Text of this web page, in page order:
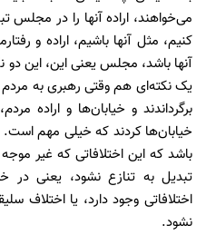
می‌خواهند، اراده آنها را در مجلس
کنیم، مثل آنها باشیم، اراده و
آنها باشد، مجلس یعنی این، این دو
یک نکته‌ای هم وقتی رهبری به مردم
برگرداندند و خیابان‌ها و اراده
خیابان‌ها کردند که خیلی مهم است.
باشد که این اختلافاتی که غیر
تبدیل به تنازع نشود، یعنی در
اختلافاتی وجود دارد، یا اختلاف
نشود.